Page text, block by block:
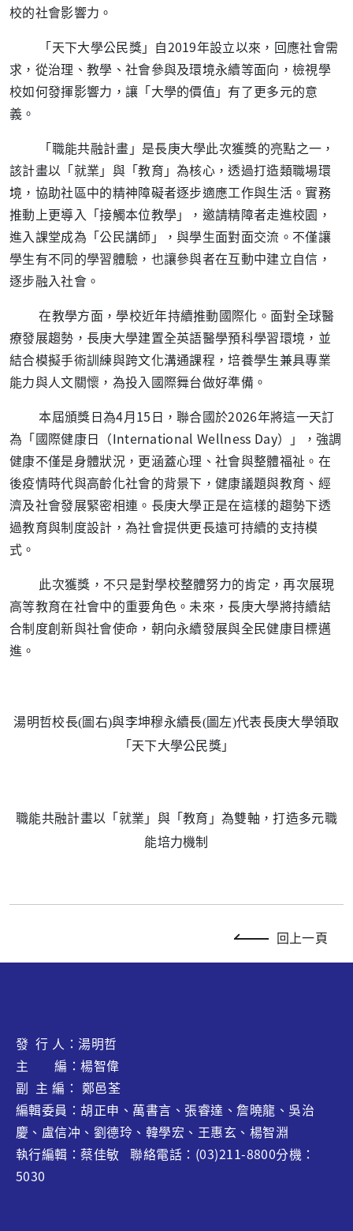
校的社會影響力。
「天下大學公民獎」自2019年設立以來，回應社會需
求，從治理、教學、社會參與及環境永續等面向，檢視學
校如何發揮影響力，讓「大學的價值」有了更多元的意
義。
「職能共融計畫」是長庚大學此次獲獎的亮點之一，
該計畫以「就業」與「教育」為核心，透過打造類職場環
境，協助社區中的精神障礙者逐步適應工作與生活。實務
推動上更導入「接觸本位教學」，邀請精障者走進校園，
進入課堂成為「公民講師」，與學生面對面交流。不僅讓
學生有不同的學習體驗，也讓參與者在互動中建立自信，
逐步融入社會。
在教學方面，學校近年持續推動國際化。面對全球醫
療發展趨勢，長庚大學建置全英語醫學預科學習環境，並
結合模擬手術訓練與跨文化溝通課程，培養學生兼具專業
能力與人文關懷，為投入國際舞台做好準備。
本屆頒獎日為4月15日，聯合國於2026年將這一天訂
為「國際健康日（International Wellness Day）」，強調
健康不僅是身體狀況，更涵蓋心理、社會與整體福祉。在
後疫情時代與高齡化社會的背景下，健康議題與教育、經
濟及社會發展緊密相連。長庚大學正是在這樣的趨勢下透
過教育與制度設計，為社會提供更長遠可持續的支持模
式。
此次獲獎，不只是對學校整體努力的肯定，再次展現
高等教育在社會中的重要角色。未來，長庚大學將持續結
合制度創新與社會使命，朝向永續發展與全民健康目標邁
進。
湯明哲校長(圖右)與李坤穆永續長(圖左)代表長庚大學領取
「天下大學公民獎」
職能共融計畫以「就業」與「教育」為雙軸，打造多元職
能培力機制
回上一頁
發 行 人：湯明哲
主 編：楊智偉
副 主 編： 鄭邑荃
編輯委員：胡正申、萬書言、張睿達、詹曉龍 、吳治
慶、盧信冲、劉德玲、韓學宏、王惠玄、 楊智淵
執行編輯：蔡佳敏 聯絡電話：(03)211-8800分機：
5030